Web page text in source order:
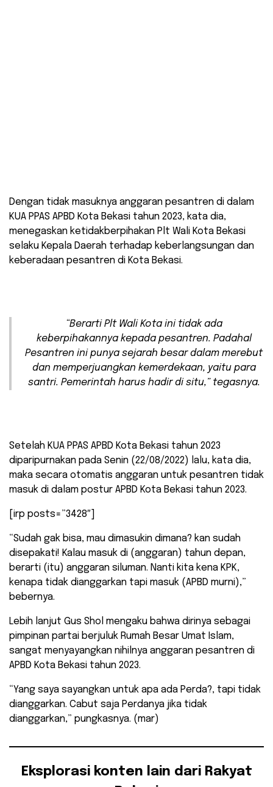
Dengan tidak masuknya anggaran pesantren di dalam
KUA PPAS APBD Kota Bekasi tahun 2023, kata dia,
menegaskan ketidakberpihakan Plt Wali Kota Bekasi
selaku Kepala Daerah terhadap keberlangsungan dan
keberadaan pesantren di Kota Bekasi.
“Berarti Plt Wali Kota ini tidak ada
keberpihakannya kepada pesantren. Padahal
Pesantren ini punya sejarah besar dalam merebut
dan memperjuangkan kemerdekaan, yaitu para
santri. Pemerintah harus hadir di situ,” tegasnya.
Setelah KUA PPAS APBD Kota Bekasi tahun 2023
diparipurnakan pada Senin (22/08/2022) lalu, kata dia,
maka secara otomatis anggaran untuk pesantren tidak
masuk di dalam postur APBD Kota Bekasi tahun 2023.
[irp posts=”3428″]
“Sudah gak bisa, mau dimasukin dimana? kan sudah
disepakati! Kalau masuk di (anggaran) tahun depan,
berarti (itu) anggaran siluman. Nanti kita kena KPK,
kenapa tidak dianggarkan tapi masuk (APBD murni),”
bebernya.
Lebih lanjut Gus Shol mengaku bahwa dirinya sebagai
pimpinan partai berjuluk Rumah Besar Umat Islam,
sangat menyayangkan nihilnya anggaran pesantren di
APBD Kota Bekasi tahun 2023.
“Yang saya sayangkan untuk apa ada Perda?, tapi tidak
dianggarkan. Cabut saja Perdanya jika tidak
dianggarkan,” pungkasnya. (mar)
Eksplorasi konten lain dari Rakyat